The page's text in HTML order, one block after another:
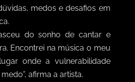
medos e desafios em
do sonho de cantar e
Encontrei na música o meu
onde a vulnerabilidade
afirma a artista.